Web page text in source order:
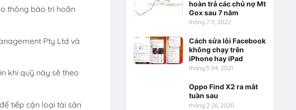
thông báo trì hoãn
Pty Ltd và
khi quỹ này sẽ theo
tiếp cận loại tài sản
hoàn trả các chủ nợ Mt
Gox sau 7 năm
tháng 7 11, 2022
Cách sửa lỗi Facebook
không chạy trên
iPhone hay iPad
tháng 5 04, 2021
Oppo Find X2 ra mắt
tuần sau
tháng 2 26, 2020